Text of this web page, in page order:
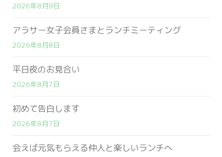
2026年8月9日
アラサー女子会員さまとランチミーティング
2026年8月8日
平日夜のお見合い
2026年8月7日
初めて告白します
2026年8月7日
会えば元気もらえる仲人と楽しいランチへ